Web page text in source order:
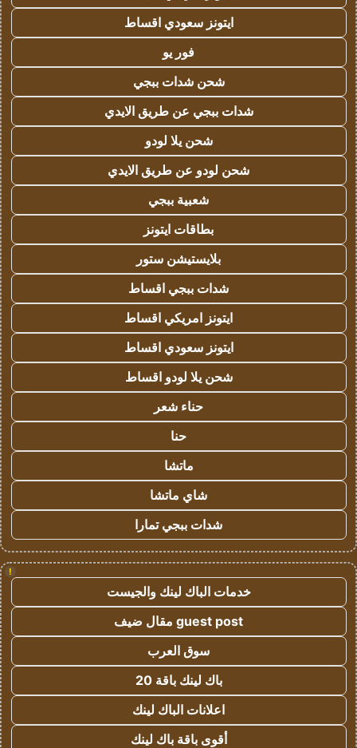
ايتونز سعودي اقساط
فور يو
شحن شدات ببجي
شدات ببجي عن طريق الايدي
شحن يلا لودو
شحن لودو عن طريق الايدي
شعبية ببجي
بطاقات ايتونز
بلايستيشن ستور
شدات ببجي اقساط
ايتونز امريكي اقساط
ايتونز سعودي اقساط
شحن يلا لودو اقساط
حناء شعر
حنا
ماتشا
شاي ماتشا
شدات ببجي تمارا
!
خدمات الباك لينك والجيست
guest post مقال ضيف
سوق العرب
باك لينك باقة 20
اعلانات الباك لينك
أقوى باقة باك لينك